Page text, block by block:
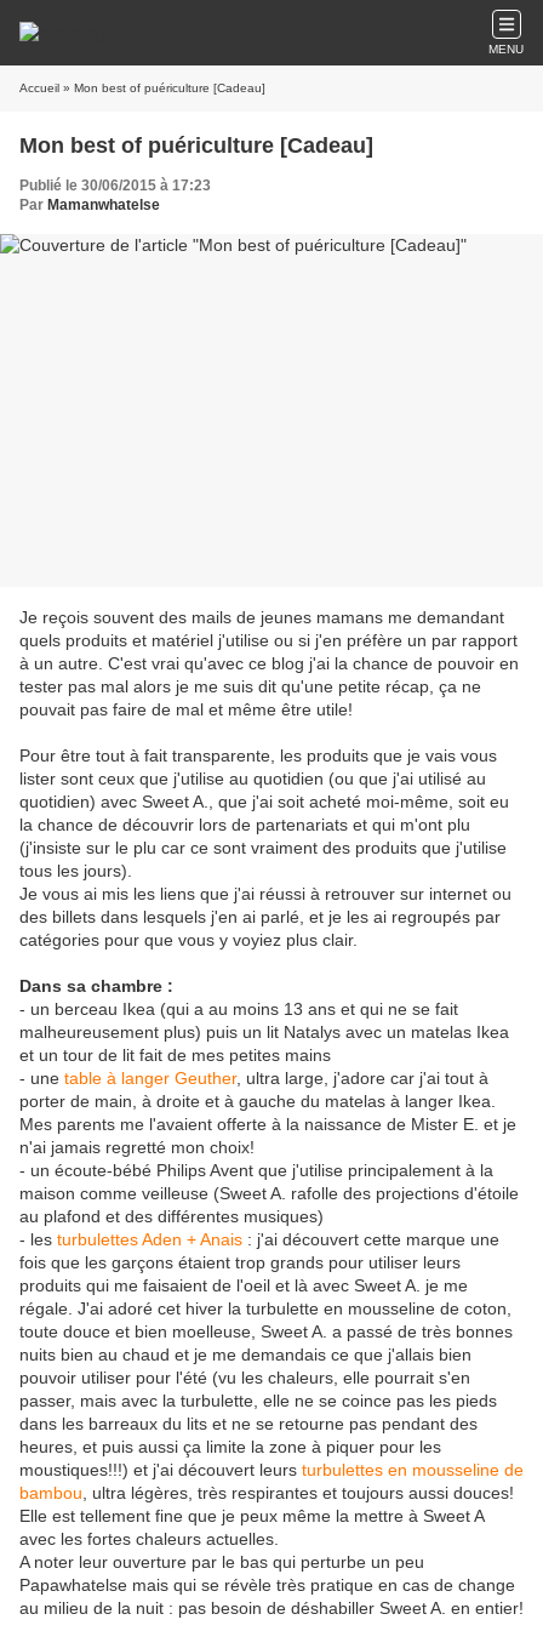
MENU
Accueil » Mon best of puériculture [Cadeau]
Mon best of puériculture [Cadeau]
Publié le 30/06/2015 à 17:23
Par Mamanwhatelse
Je reçois souvent des mails de jeunes mamans me demandant
quels produits et matériel j'utilise ou si j'en préfère un par rapport
à un autre. C'est vrai qu'avec ce blog j'ai la chance de pouvoir en
tester pas mal alors je me suis dit qu'une petite récap, ça ne
pouvait pas faire de mal et même être utile!
Pour être tout à fait transparente, les produits que je vais vous
lister sont ceux que j'utilise au quotidien (ou que j'ai utilisé au
quotidien) avec Sweet A., que j'ai soit acheté moi-même, soit eu
la chance de découvrir lors de partenariats et qui m'ont plu
(j'insiste sur le plu car ce sont vraiment des produits que j'utilise
tous les jours).
Je vous ai mis les liens que j'ai réussi à retrouver sur internet ou
des billets dans lesquels j'en ai parlé, et je les ai regroupés par
catégories pour que vous y voyiez plus clair.
Dans sa chambre :
- un berceau Ikea (qui a au moins 13 ans et qui ne se fait
malheureusement plus) puis un lit Natalys avec un matelas Ikea
et un tour de lit fait de mes petites mains
- une table à langer Geuther, ultra large, j'adore car j'ai tout à
porter de main, à droite et à gauche du matelas à langer Ikea.
Mes parents me l'avaient offerte à la naissance de Mister E. et je
n'ai jamais regretté mon choix!
- un écoute-bébé Philips Avent que j'utilise principalement à la
maison comme veilleuse (Sweet A. rafolle des projections d'étoile
au plafond et des différentes musiques)
- les turbulettes Aden + Anais : j'ai découvert cette marque une
fois que les garçons étaient trop grands pour utiliser leurs
produits qui me faisaient de l'oeil et là avec Sweet A. je me
régale. J'ai adoré cet hiver la turbulette en mousseline de coton,
toute douce et bien moelleuse, Sweet A. a passé de très bonnes
nuits bien au chaud et je me demandais ce que j'allais bien
pouvoir utiliser pour l'été (vu les chaleurs, elle pourrait s'en
passer, mais avec la turbulette, elle ne se coince pas les pieds
dans les barreaux du lits et ne se retourne pas pendant des
heures, et puis aussi ça limite la zone à piquer pour les
moustiques!!!) et j'ai découvert leurs turbulettes en mousseline de
bambou , ultra légères, très respirantes et toujours aussi douces!
Elle est tellement fine que je peux même la mettre à Sweet A
avec les fortes chaleurs actuelles.
A noter leur ouverture par le bas qui perturbe un peu
Papawhatelse mais qui se révèle très pratique en cas de change
au milieu de la nuit : pas besoin de déshabiller Sweet A. en entier!